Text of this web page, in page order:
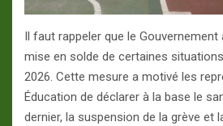
Il faut rappeler que le
mise en solde de certaines
2026. Cette mesure a motivé les
Éducation de déclarer à la base le
dernier, la suspension de la grève et